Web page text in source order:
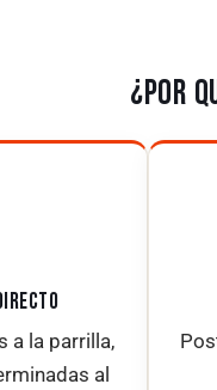
¿POR
a la parrilla,
al